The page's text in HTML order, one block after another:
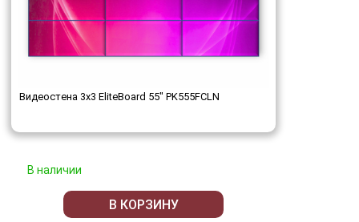
Видеостена 3x3 EliteBoard 55" PK555FCLN
В наличии
В КОРЗИНУ